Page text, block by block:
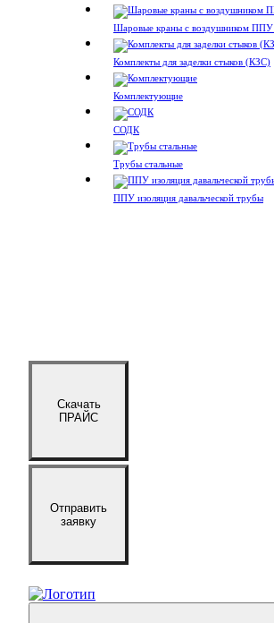
Шаровые краны с воздушником ППУ
Комплекты для заделки стыков (КЗС)
Комплектующие
СОДК
Трубы стальные
ППУ изоляция давальческой трубы
Скачать
ПРАЙС
Отправить
заявку